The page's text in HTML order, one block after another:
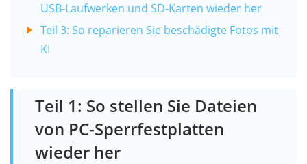
USB-Laufwerken und SD-Karten wieder her
Teil 3: So reparieren Sie beschädigte Fotos mit
KI
Teil 1: So stellen Sie Dateien
von PC-Sperrfestplatten
wieder her